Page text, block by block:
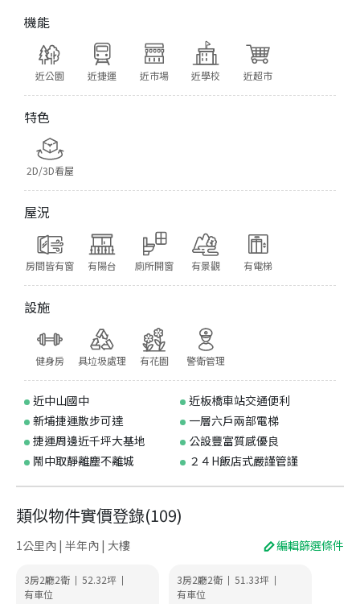
機能
近公園 近捷運 近市場 近學校 近超市
特色
2D/3D看屋
屋況
房間皆有窗 有陽台 廁所開窗 有景觀 有電梯
設施
健身房 具垃圾處理 有花園 警衛管理
近中山國中
近板橋車站交通便利
新埔捷運散步可達
一層六戶兩部電梯
捷運周邊近千坪大基地
公設豐富質感優良
鬧中取靜離塵不離城
２４H飯店式嚴謹管謹
類似物件實價登錄(109)
1公里內 | 半年內 | 大樓 編輯篩選條件
3房2廳2衛 | 52.32坪 |
有車位
3房2廳2衛 | 51.33坪 |
有車位